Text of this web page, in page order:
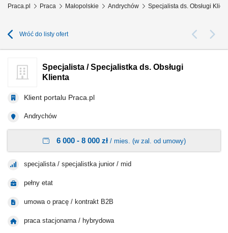
Praca.pl Praca Małopolskie Andrychów Specjalista ds. Obsługi
Wróć do listy ofert
Specjalista / Specjalistka ds. Obsługi
Klienta
Klient portalu Praca.pl
Andrychów
6 000 - 8 000 zł/ mies. (w zal. od umowy)
specjalista / specjalistka junior / mid
pełny etat
umowa o pracę / kontrakt B2B
praca stacjonarna / hybrydowa